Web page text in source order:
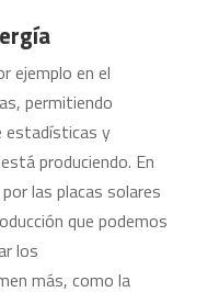
ejemplo en el
permitiendo
estadísticas y
produciendo. En
las placas solares
que podemos
los
más, como la